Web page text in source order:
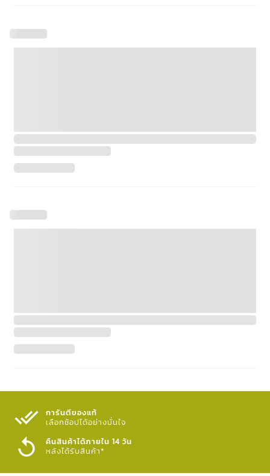
การันตีของแท้
เลือกช้อปได้อย่างมั่นใจ​
คืนสินค้าได้ภายใน 14 วัน
หลังได้รับสินค้า*